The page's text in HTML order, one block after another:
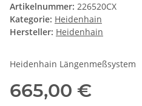
Artikelnummer: 226520CX
Kategorie: Heidenhain
Hersteller: Heidenhain
Heidenhain Längenmeßsystem
665,00 €